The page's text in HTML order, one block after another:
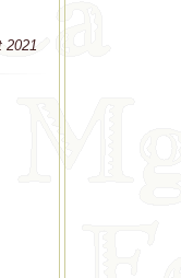
2021